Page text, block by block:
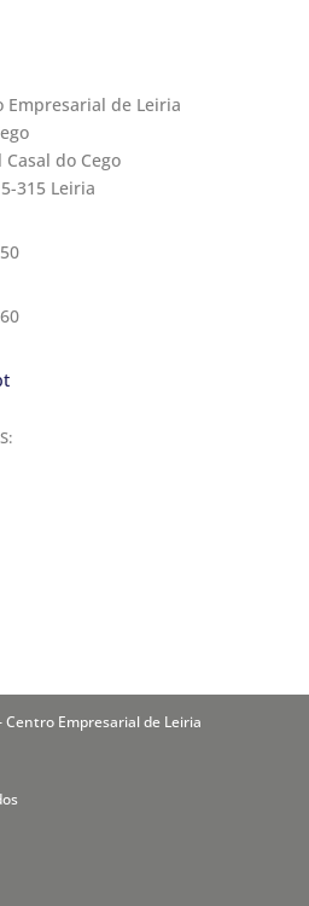
Empresarial de Leiria
do Cego
315 Leiria
Empresarial de Leiria